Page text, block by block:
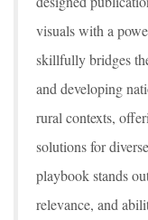
visuals with a
skillfully bridges
and developing
rural contexts,
solutions for
playbook stands
relevance, and